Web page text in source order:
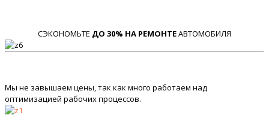
СЭКОНОМЬТЕ ДО 30% НА РЕМОНТЕАВТОМОБИЛЯ
Мы не завышаем цены, так как много работаем над
оптимизацией рабочих процессов.